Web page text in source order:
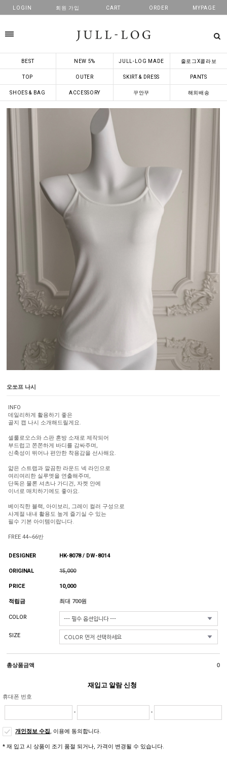
LOGIN 회원 가입 CART ORDER MYPAGE
BEST NEW 5% JULL-LOG MADE 줄로그X콜라보
TOP OUTER SKIRT & DRESS PANTS
SHOES & BAG ACCESSORY 꾸안꾸 해외배송
오쏘프 나시
INFO
데일리하게 활용하기 좋은
골지 캡 나시 소개해드릴게요.
셀룰로오스와 스판 혼방 소재로 제작되어
부드럽고 쫀쫀하게 바디를 감싸주며,
신축성이 뛰어나 편안한 착용감을 선사해요.
얇은 스트랩과 깔끔한 라운드 넥 라인으로
여리여리한 실루엣을 연출해주며,
단독은 물론 셔츠나 가디건, 자켓 안에
이너로 매치하기에도 좋아요.
베이직한 블랙, 아이보리, 그레이 컬러 구성으로
사계절 내내 활용도 높게 즐기실 수 있는
필수 기본 아이템이랍니다.
FREE 44~66반
DESIGNER HK-8078 / DW-8014
ORIGINAL 15,000
PRICE 10,000
적립금 최대 700원
COLOR
SIZE
총상품금액 0
재입고 알람 신청
휴대폰 번호
- -
개인정보 수집, 이용에 동의합니다.
* 재 입고 시 상품이 조기 품절 되거나, 가격이 변경될 수 있습니다.